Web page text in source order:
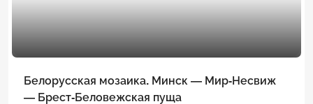
Белорусская мозаика. Минск — Мир-Несвиж
— Брест-Беловежская пуща